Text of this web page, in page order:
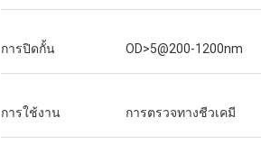
การปิดกั้น OD>5@200-1200nm
การใช้งาน การตรวจทางชีวเคมี